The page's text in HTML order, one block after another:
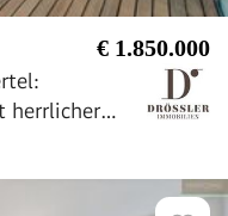
€ 1.850.000
herrlicher